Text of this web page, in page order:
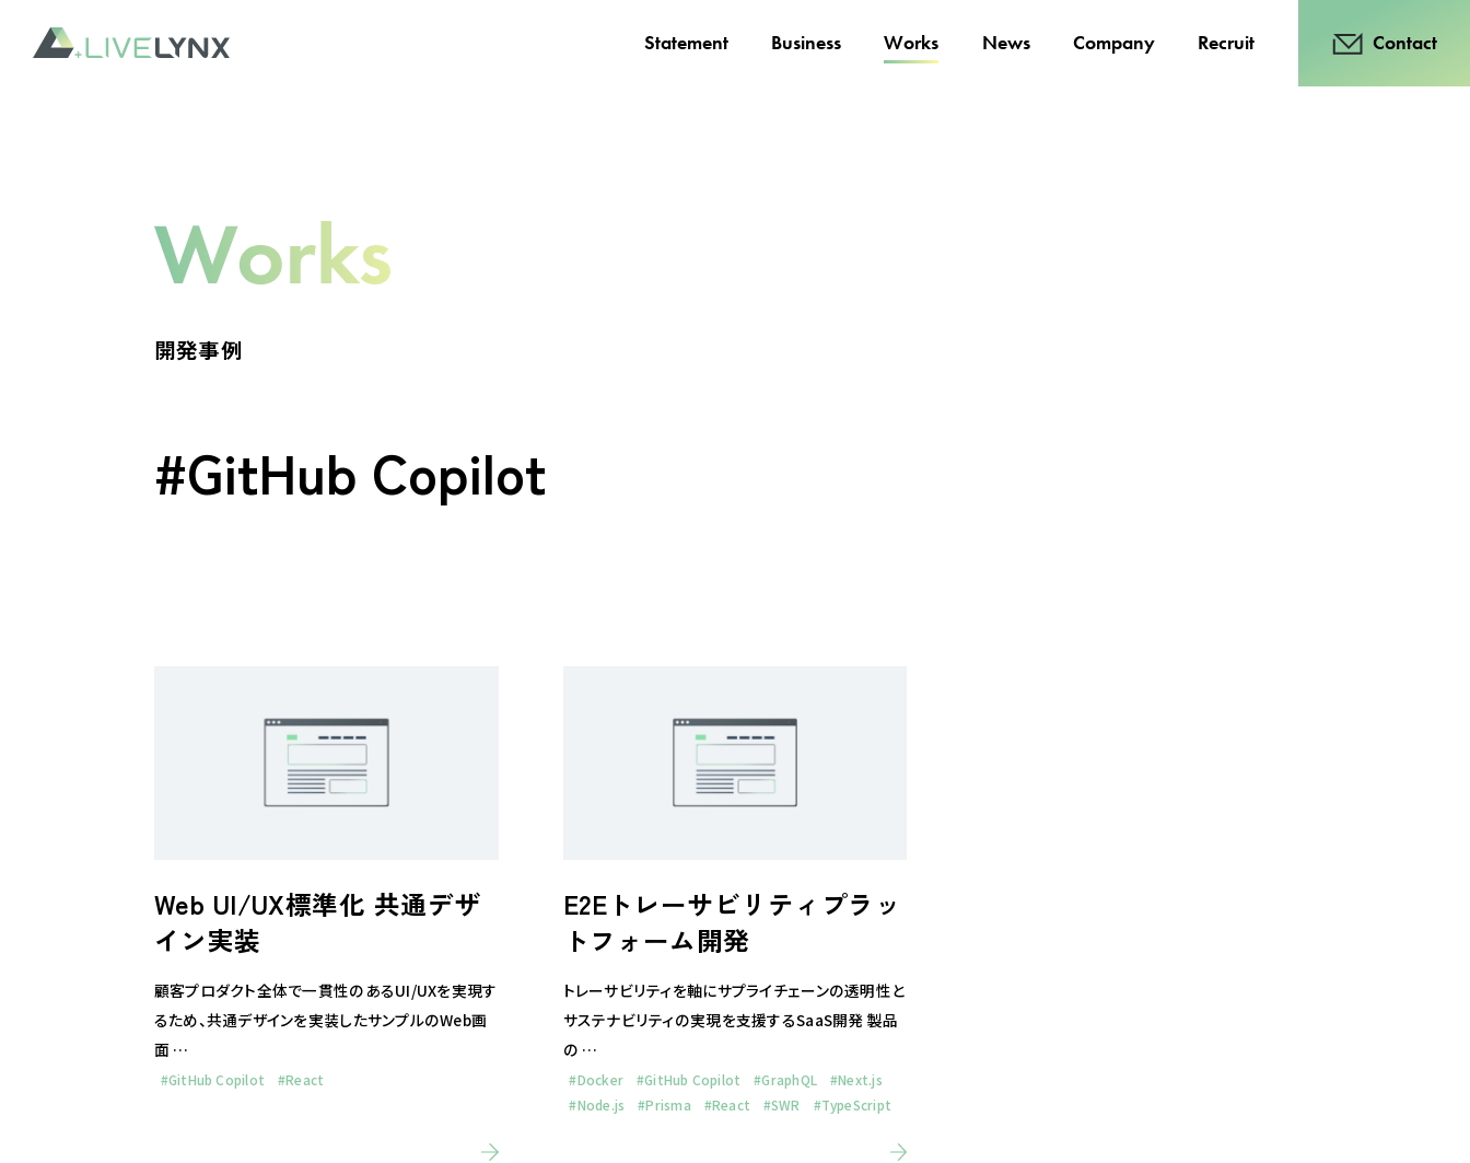
Statement Business Works News Company Recruit Contact
開発事例
#GitHub Copilot
Web UI/UX標準化 共通デザ
イン実装
顧客プロダクト全体で一貫性のあるUI/UXを実現す
るため、共通デザインを実装したサンプルのWeb画
面 …
#GitHub Copilot #React
E2Eトレーサビリティプラッ
トフォーム開発
トレーサビリティを軸にサプライチェーンの透明性と
サステナビリティの実現を支援するSaaS開発 製品
の …
#Docker #GitHub Copilot #GraphQL
#Next.js
#Node.js
#Prisma #React #SWR #TypeScript